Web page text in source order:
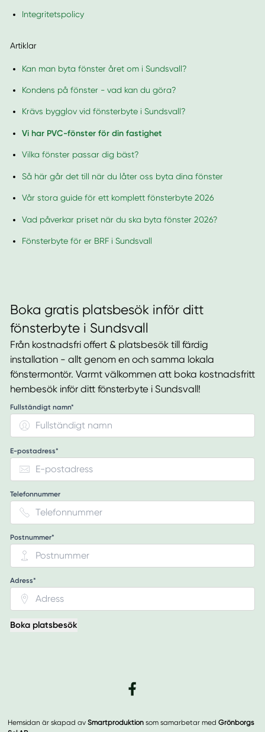
Integritetspolicy
Artiklar
Kan man byta fönster året om i Sundsvall?
Kondens på fönster - vad kan du göra?
Krävs bygglov vid fönsterbyte i Sundsvall?
Vi har PVC-fönster för din fastighet
Vilka fönster passar dig bäst?
Så här går det till när du låter oss byta dina fönster
Vår stora guide för ett komplett fönsterbyte 2026
Vad påverkar priset när du ska byta fönster 2026?
Fönsterbyte för er BRF i Sundsvall
Boka gratis platsbesök inför ditt
fönsterbyte i Sundsvall
Från kostnadsfri offert & platsbesök till färdig
installation - allt genom en och samma lokala
fönstermontör. Varmt välkommen att boka kostnadsfritt
hembesök inför ditt fönsterbyte i Sundsvall!
Fullständigt namn*
E-postadress*
Telefonnummer
Postnummer*
Adress*
Boka platsbesök
Hemsidan är skapad avSmartproduktion som samarbetar medGrönborgs